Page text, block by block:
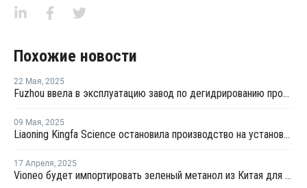
Похожие новости
22 Мая, 2025
Fuzhou ввела в эксплуатацию завод по дегидрированию пропана мощностью 900 тысяч тонн
09 Мая, 2025
Liaoning Kingfa Science остановила производство на установке дегидрирования пропана в Ляонине на ремонт
17 Апреля, 2025
Vioneo будет импортировать зеленый метанол из Китая для предлагаемого проекта полиолефинов в Антверпене